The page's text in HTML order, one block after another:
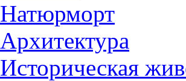
Натюрморт
Архитектура
Историческая